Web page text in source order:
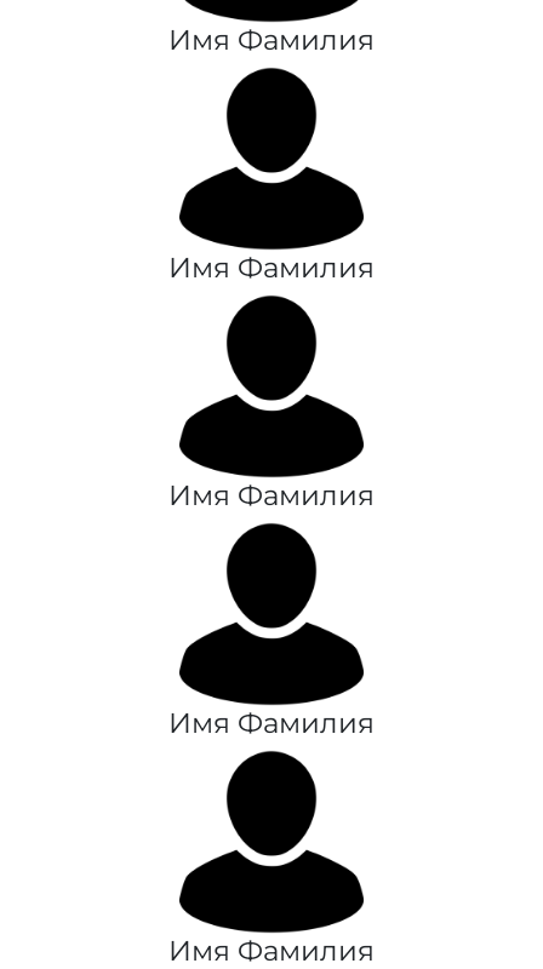
Имя Фамилия
Имя Фамилия
Имя Фамилия
Имя Фамилия
Имя Фамилия